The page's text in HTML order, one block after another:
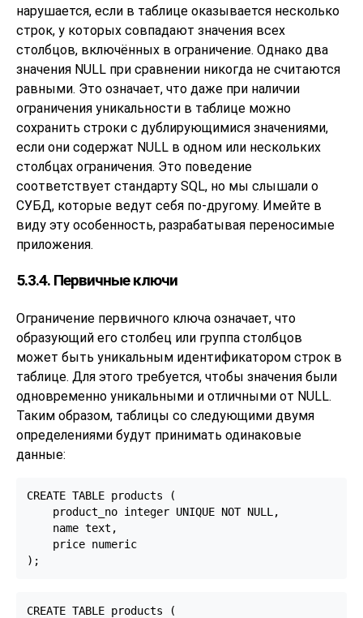
нарушается, если в таблице оказывается несколько
строк, у которых совпадают значения всех
столбцов, включённых в ограничение. Однако два
значения NULL при сравнении никогда не считаются
равными. Это означает, что даже при наличии
ограничения уникальности в таблице можно
сохранить строки с дублирующимися значениями,
если они содержат NULL в одном или нескольких
столбцах ограничения. Это поведение
соответствует стандарту SQL, но мы слышали о
СУБД, которые ведут себя по-другому. Имейте в
виду эту особенность, разрабатывая переносимые
приложения.
5.3.4. Первичные ключи
Ограничение первичного ключа означает, что
образующий его столбец или группа столбцов
может быть уникальным идентификатором строк в
таблице. Для этого требуется, чтобы значения были
одновременно уникальными и отличными от NULL.
Таким образом, таблицы со следующими двумя
определениями будут принимать одинаковые
данные:
CREATE TABLE products (
    product_no integer UNIQUE NOT NULL,
    name text,
    price numeric
);
CREATE TABLE products (